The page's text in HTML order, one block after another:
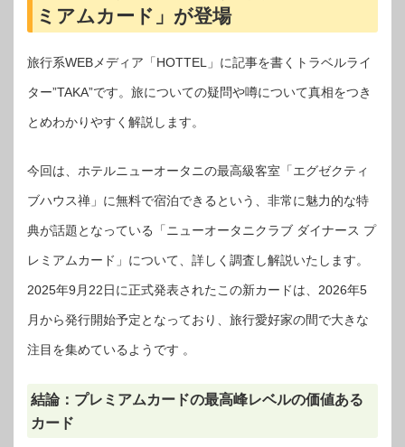
ミアムカード」が登場
旅行系WEBメディア「HOTTEL」に記事を書くトラベルライ
ター”TAKA”です。旅についての疑問や噂について真相をつき
とめわかりやすく解説します。
今回は、ホテルニューオータニの最高級客室「エグゼクティ
ブハウス禅」に無料で宿泊できるという、非常に魅力的な特
典が話題となっている「ニューオータニクラブ ダイナース プ
レミアムカード」について、詳しく調査し解説いたします。
2025年9月22日に正式発表されたこの新カードは、2026年5
月から発行開始予定となっており、旅行愛好家の間で大きな
注目を集めているようです 。
結論：プレミアムカードの最高峰レベルの価値ある
カード